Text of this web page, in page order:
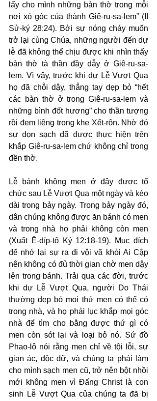
lấy cho mình những bàn thờ trong mỗi
nơi xó góc của thành Giê-ru-sa-lem” (II
Sử-ký 28:24). Bởi sự nóng cháy muốn
trở lại cùng Chúa, những người đến dự
lễ đã không thể chịu được khi nhìn thấy
bàn thờ tà thần đầy dẫy ở Giê-ru-sa-
lem. Vì vậy, trước khi dự Lễ Vượt Qua
họ đã chỗi dậy, thẳng tay dẹp bỏ “hết
các bàn thờ ở trong Giê-ru-sa-lem và
những bình đốt hương” cho thần tượng
rồi đem liệng trong khe Xết-rôn. Nhờ đó
sự dọn sạch đã được thực hiện trên
khắp Giê-ru-sa-lem chứ không chỉ trong
đền thờ.
Lễ bánh không men ở đây được tổ
chức sau Lễ Vượt Qua một ngày và kéo
dài trong bảy ngày. Trong bảy ngày đó,
dân chúng không được ăn bánh có men
và trong nhà họ phải không còn men
(Xuất Ê-díp-tô Ký 12:18-19). Mục đích
để nhớ lại sự ra đi vội vã khỏi Ai Cập
nên không có đủ thời gian chờ men dậy
lên trong bánh. Trải qua các đời, trước
khi dự Lễ Vượt Qua, người Do Thái
thường dẹp bỏ mọi thứ men có thể có
trong nhà, và họ phải lục khắp mọi góc
nhà để tìm cho bằng được thứ gì có
men còn sót lại và loại bỏ nó. Sứ đồ
Phao-lô nói rằng men chỉ về tội lỗi, sự
gian ác, độc dữ, và chúng ta phải làm
cho mình sạch men cũ, trở nên bột nhồi
mới không men vì Đấng Christ là con
sinh Lễ Vượt Qua của chúng ta đã bị